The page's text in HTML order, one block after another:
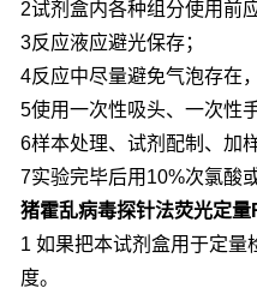
2试剂盒内各种组分使用前
3反应液应避光保存；
4反应中尽量避免气泡存在
5使用一次性吸头、一次性
6样本处理、试剂配制、加
7实验完毕后用10%次氯酸
猪霍乱病毒探针法荧光定
1 如果把本试剂盒用于定量
度。